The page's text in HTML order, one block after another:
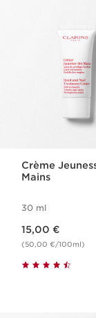
Crème
Mains
30 ml
15,00 €
(50,00 €/100ml)